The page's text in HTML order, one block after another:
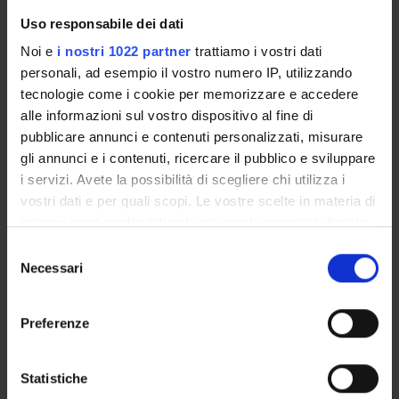
Uso responsabile dei dati
Noi e i nostri 1022 partner trattiamo i vostri dati
personali, ad esempio il vostro numero IP, utilizzando
tecnologie come i cookie per memorizzare e accedere
alle informazioni sul vostro dispositivo al fine di
pubblicare annunci e contenuti personalizzati, misurare
gli annunci e i contenuti, ricercare il pubblico e sviluppare
i servizi. Avete la possibilità di scegliere chi utilizza i
vostri dati e per quali scopi. Le vostre scelte in materia di
modificare o revocare il proprio consenso in qualsiasi
momento dalla Dichiarazione sui cookie o facendo clic
raccogliere informazioni sulla tua posizione
delNecessari
Preferenze
Statistiche
TITOLO
Intracellular Localization and Cellular Factors Interaction of
Association of HTLV Tax proteins with TAK1-binding
HTLV Tax proteins associate with TAB2 and RelA in Tax-
Characterization and functional analysis of cis-acting
Functional comparison of Tax proteins of Human T-
INTERACTIONS OF HTLV TAX ONCOPROTEINS WITH